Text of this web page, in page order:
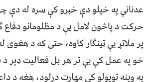
عدناني په خپلو دې خبرو کې سره له دې
حرکت د پاڅون لامل یې د مظلومانو دفاع
پر ملاتړ یې ټینګار کاوه، حتی که د
خو په عمل کې یې تر هر بل فعالیت ډېر د
په وینه تویولو کې مهارت درلود، هغه د